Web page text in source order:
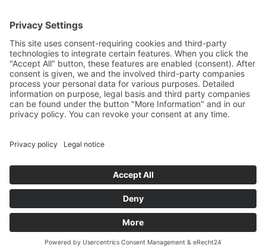
Wolfgang Klammer | † 03.08.2018 |
Bressanone
© biobauernhof-suedtirol.com
P.IVA: IT03016310215